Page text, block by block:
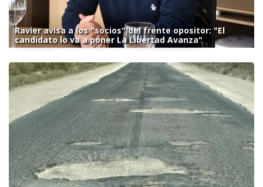
Ravier avisa a los "socios" del frente opositor: "El
candidato lo va a poner La Libertad Avanza"